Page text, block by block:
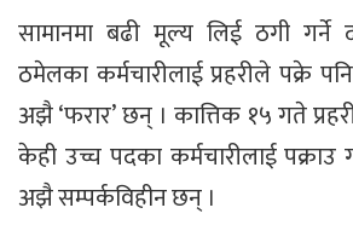
सामानमा बढी मूल्य लिई ठगी गर्ने
ठमेलका कर्मचारीलाई प्रहरीले पक्रे
अझै ‘फरार’ छन् । कात्तिक १५ गते
केही उच्च पदका कर्मचारीलाई
अझै सम्पर्कविहीन छन् ।